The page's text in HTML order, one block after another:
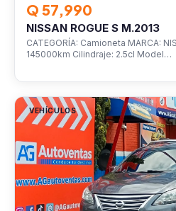
Q 57,990
NISSAN ROGUE S M.2013
CATEGORÍA: Camioneta MARCA:
145000km Cilindraje: 2.5cl Model…
VEHÍCULOS